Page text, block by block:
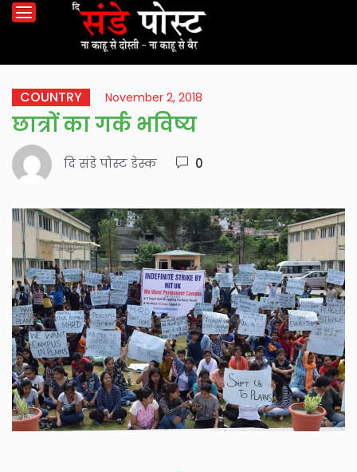
COUNTRY November 2, 2018
छात्रों का गर्क भविष्य
दि संडे पोस्ट डेस्क 0